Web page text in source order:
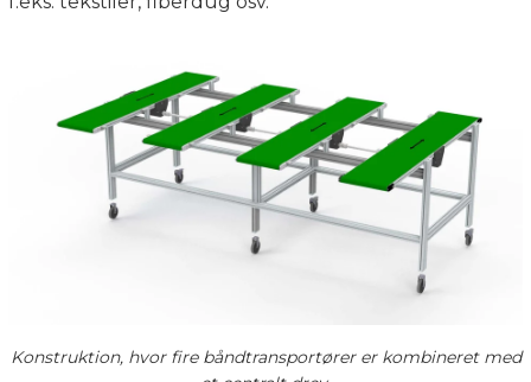
Konstruktion, hvor fire båndtransportører er kombineret med